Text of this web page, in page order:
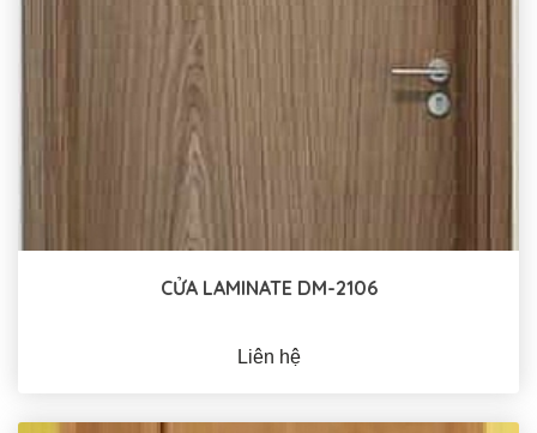
CỬA LAMINATE DM-2106
Liên hệ